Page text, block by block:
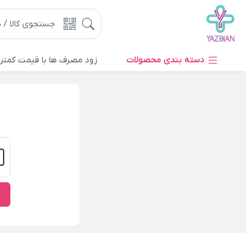
دسته بندی محصولات زود مصرف ها با قیمت کمتر